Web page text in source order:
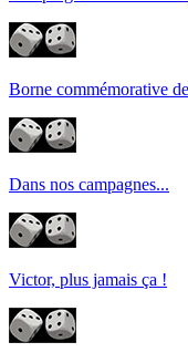
Borne commémorative
Dans nos campagnes...
Victor, plus jamais ça !